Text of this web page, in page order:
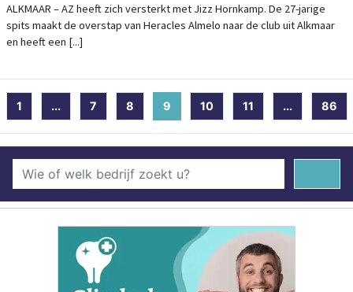
ALKMAAR – AZ heeft zich versterkt met Jizz Hornkamp. De 27-jarige
spits maakt de overstap van Heracles Almelo naar de club uit Alkmaar
en heeft een [...]
1 ... 7 8 9 (current)
10 11 ... 86